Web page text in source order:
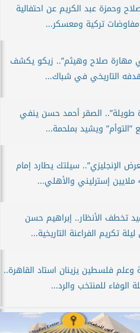
وحمزة عبد الكريم عن احتفالية
مفاوضات تركية ومعسكر...
مهارة صلاح وهيثم”.. زيكو يكشف
التاريخي في شباك...
طويلة”.. الصقر أحمد حسن ينفي
”التوأم” ويشيد بملحمة...
الإنجليزي”.. سيلتك يطارد إمام
تخطف الأنظار.. إبراهيم حسن
تكريم الفراعنة التاريخية...
وعلم فلسطين يزينان استاد القاهرة..
الوفاء للمنتخب والرد...